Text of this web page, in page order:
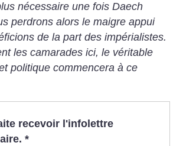
nécessaire une fois Daech
perdrons alors le maigre appui
de la part des impérialistes.
les camarades ici, le véritable
politique commencera à ce
recevoir l'infolettre
*